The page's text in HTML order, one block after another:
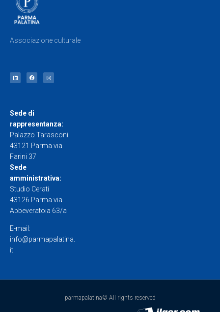
Associazione culturale
Sede di
rappresentanza:
Palazzo Tarasconi
43121 Parma via
Farini 37
Sede
amministrativa:
Studio Cerati
43126 Parma via
Abbeveratoia 63/a
E-mail:
info@parmapalatina.
it
parmapalatina© All rights reserved